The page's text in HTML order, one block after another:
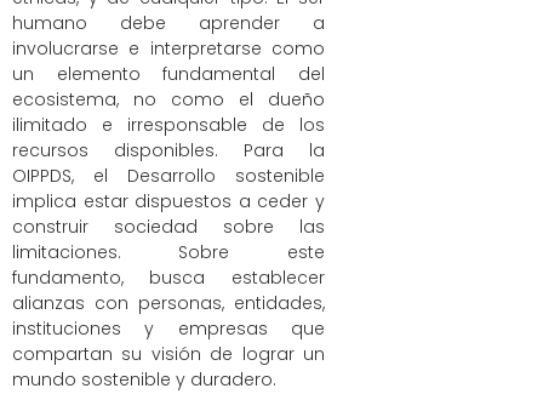
humano debe aprender a
involucrarse e interpretarse como
un elemento fundamental del
ecosistema, no como el dueño
ilimitado e irresponsable de los
recursos disponibles. Para la
OIPPDS, el Desarrollo sostenible
implica estar dispuestos a ceder y
construir sociedad sobre las
limitaciones. Sobre este
fundamento, busca establecer
alianzas con personas, entidades,
instituciones y empresas que
compartan su visión de lograr un
mundo sostenible y duradero.